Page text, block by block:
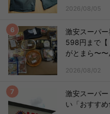
2026/08/05
激安スーパ
598円まで【
がとまら〜
2026/08/02
激安スーパ
い「おすす